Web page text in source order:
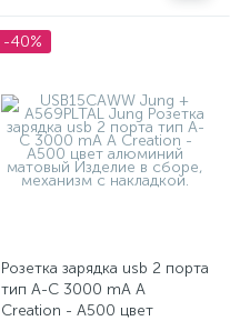
-40%
Розетка зарядка usb 2 порта
тип А-С 3000 mA A
Creation - A500 цвет